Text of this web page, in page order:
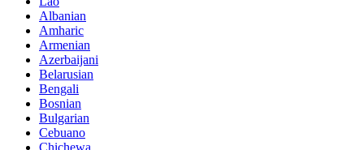
Albanian
Amharic
Armenian
Azerbaijani
Belarusian
Bengali
Bosnian
Bulgarian
Cebuano